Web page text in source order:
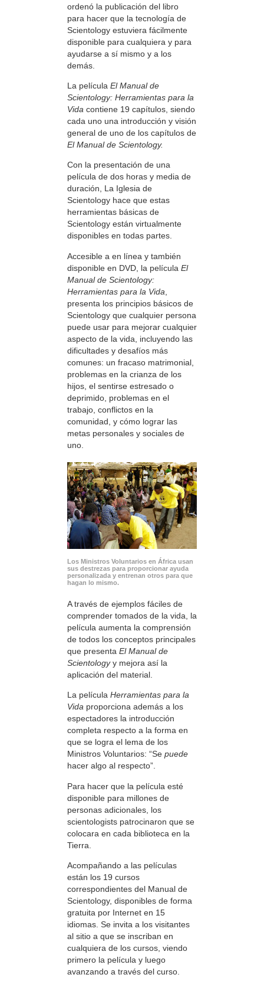
ordenó la publicación del libro
para hacer que la tecnología de
Scientology estuviera fácilmente
disponible para cualquiera y para
ayudarse a sí mismo y a los
demás.
La película El Manual de
Scientology: Herramientas para la
Vida contiene 19 capítulos, siendo
cada uno una introducción y visión
general de uno de los capítulos de
El Manual de Scientology.
Con la presentación de una
película de dos horas y media de
duración, La Iglesia de
Scientology hace que estas
herramientas básicas de
Scientology están virtualmente
disponibles en todas partes.
Accesible a en línea y también
disponible en DVD, la película El
Manual de Scientology:
Herramientas para la Vida
presenta los principios básicos de
Scientology que cualquier persona
puede usar para mejorar cualquier
aspecto de la vida, incluyendo las
dificultades y desafíos más
comunes: un fracaso matrimonial,
problemas en la crianza de los
hijos, el sentirse estresado o
deprimido, problemas en el
trabajo, conflictos en la
comunidad, y cómo lograr las
metas personales y sociales de
uno.
Los Ministros Voluntarios en África usan
sus destrezas para proporcionar ayuda
personalizada y entrenan otros para que
hagan lo mismo.
A través de ejemplos fáciles de
comprender tomados de la vida, la
película aumenta la comprensión
de todos los conceptos principales
que presenta El Manual de
Scientologyy mejora así la
aplicación del material.
La película Herramientas para la
Vida proporciona además a los
espectadores la introducción
completa respecto a la forma en
que se logra el lema de los
Ministros Voluntarios: “Se puede
hacer algo al respecto”.
Para hacer que la película esté
disponible para millones de
personas adicionales, los
scientologists patrocinaron que se
colocara en cada biblioteca en la
Tierra.
Acompañando a las películas
están los 19 cursos
correspondientes del Manual de
Scientology, disponibles de forma
gratuita por Internet en 15
idiomas. Se invita a los visitantes
al sitio a que se inscriban en
cualquiera de los cursos, viendo
primero la película y luego
avanzando a través del curso.